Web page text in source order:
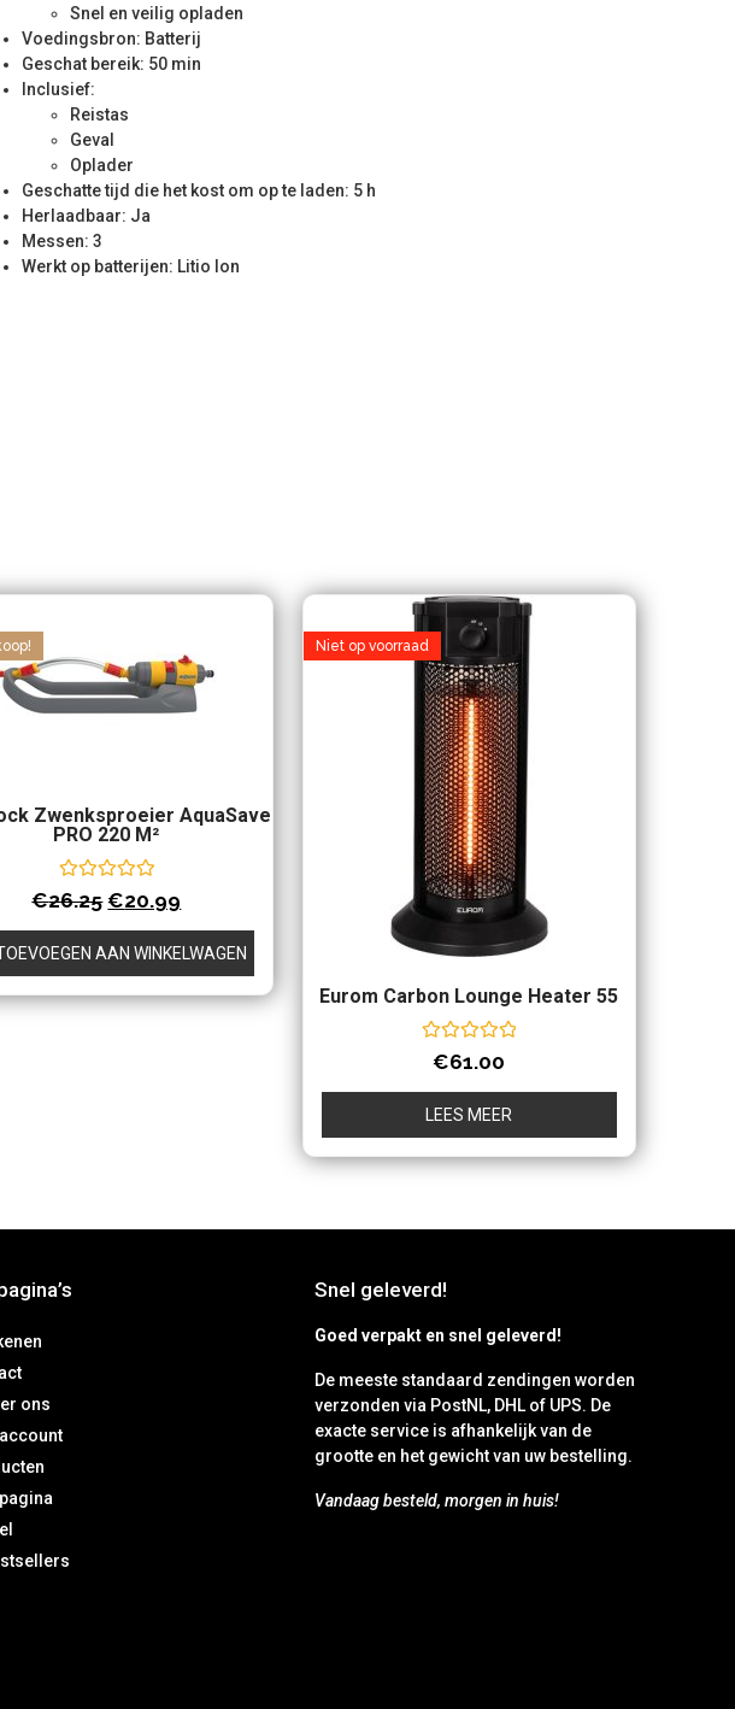
Snel en veilig opladen
Voedingsbron: Batterij
Geschat bereik: 50 min
Inclusief:
Reistas
Geval
Oplader
Geschatte tijd die het kost om op te laden: 5 h
Herlaadbaar: Ja
Messen: 3
Werkt op batterijen: Litio Ion
Zwenksproeier AquaSave
PRO 220 M²
Waardering
0
uit
5
€26.25 €20.99
AAN WINKELWAGEN
Eurom Carbon Lounge Heater 55
Waardering
uit
5
€61.00
Niet op voorraad
LEES MEER
ons
Snel geleverd!
Goed verpakt en snel geleverd!
De meeste standaard zendingen worden
verzonden via PostNL, DHL of UPS. De
exacte service is afhankelijk van de
grootte en het gewicht van uw bestelling.
Vandaag besteld, morgen in huis!